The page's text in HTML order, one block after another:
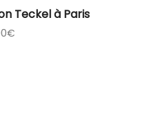
Teckel à Paris
€